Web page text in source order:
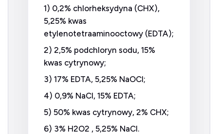
1) 0,2% chlorheksydyna (CHX),
5,25% kwas
etylenotetraaminooctowy (EDTA);
2) 2,5% podchloryn sodu, 15%
kwas cytrynowy;
3) 17% EDTA, 5,25% NaOCl;
4) 0,9% NaCl, 15% EDTA;
5) 50% kwas cytrynowy, 2% CHX;
6) 3% H2O2 , 5,25% NaCl.